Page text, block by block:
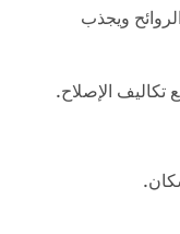
ويجذب
تكاليف الإصلاح.